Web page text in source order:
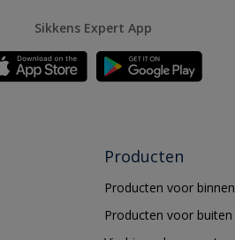
Sikkens Expert App
Producten
Producten voor binnen
Producten voor buiten